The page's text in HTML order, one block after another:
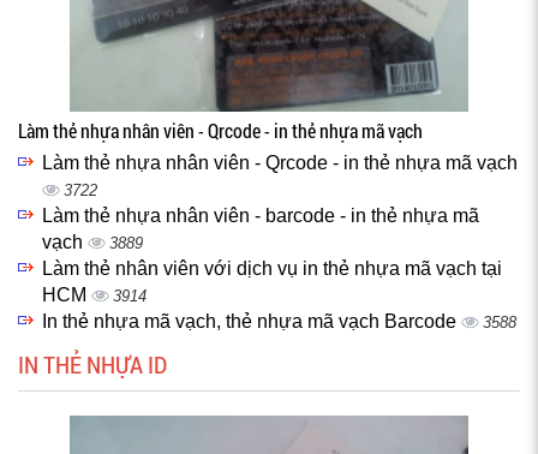
Làm thẻ nhựa nhân viên - Qrcode - in thẻ nhựa mã vạch
Làm thẻ nhựa nhân viên - Qrcode - in thẻ nhựa mã vạch
3722
Làm thẻ nhựa nhân viên - barcode - in thẻ nhựa mã
vạch
3889
Làm thẻ nhân viên với dịch vụ in thẻ nhựa mã vạch tại
HCM
3914
In thẻ nhựa mã vạch, thẻ nhựa mã vạch Barcode 3588
IN THẺ NHỰA ID